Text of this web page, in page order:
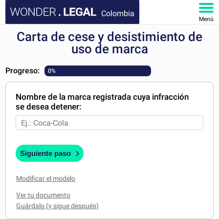
Colombia
Menú
INICIO
MI CUENTA
Carta de cese y desistimiento de
uso de marca
Progreso: 0%
Nombre de la marca registrada cuya infracción
se desea detener:
Siguiente paso
Modificar el modelo
Ver tu documento